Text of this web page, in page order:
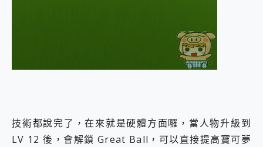
技術都說完了，在來就是硬體方面囉，當人物升級到
LV 12 後，會解鎖 Great Ball，可以直接提高寶可夢